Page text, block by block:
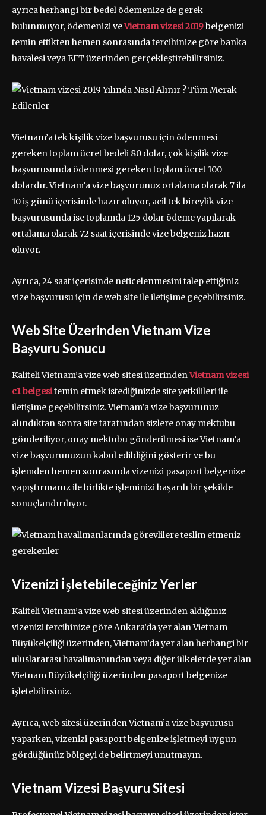
ayrıca herhangi bir bedel ödemenize de gerek
bulunmuyor, ödemenizi veVietnam vizesi2019belgenizi
temin ettikten hemen sonrasında tercihinize göre banka
havalesi veya EFT üzerinden gerçekleştirebilirsiniz.
Vietnam’a tek kişilik vize başvurusu için ödenmesi
gereken toplam ücret bedeli 80 dolar, çok kişilik vize
başvurusunda ödenmesi gereken toplam ücret 100
dolardır. Vietnam’a vize başvurunuz ortalama olarak 7 ila
10 iş günü içerisinde hazır oluyor, acil tek bireylik vize
başvurusunda ise toplamda 125 dolar ödeme yapılarak
ortalama olarak 72 saat içerisinde vize belgeniz hazır
oluyor.
Ayrıca, 24 saat içerisinde neticelenmesini talep ettiğiniz
vize başvurusu için de web site ile iletişime geçebilirsiniz.
Web Site Üzerinden Vietnam Vize
Başvuru Sonucu
Kaliteli Vietnam’a vize web sitesi üzerindenVietnam vizesi
c1 belgesitemin etmek istediğinizde site yetkilileri ile
iletişime geçebilirsiniz. Vietnam’a vize başvurunuz
alındıktan sonra site tarafından sizlere onay mektubu
gönderiliyor, onay mektubu gönderilmesi ise Vietnam’a
vize başvurunuzun kabul edildiğini gösterir ve bu
işlemden hemen sonrasında vizenizi pasaport belgenize
yapıştırmanız ile birlikte işleminizi başarılı bir şekilde
sonuçlandırılıyor.
Vizenizi İşletebileceğiniz Yerler
Kaliteli Vietnam’a vize web sitesi üzerinden aldığınız
vizenizi tercihinize göre Ankara’da yer alan Vietnam
Büyükelçiliği üzerinden, Vietnam’da yer alan herhangi bir
uluslararası havalimanından veya diğer ülkelerde yer alan
Vietnam Büyükelçiliği üzerinden pasaport belgenize
işletebilirsiniz.
Ayrıca, web sitesi üzerinden Vietnam’a vize başvurusu
yaparken, vizenizi pasaport belgenize işletmeyi uygun
gördüğünüz bölgeyi de belirtmeyi unutmayın.
Vietnam Vizesi Başvuru Sitesi